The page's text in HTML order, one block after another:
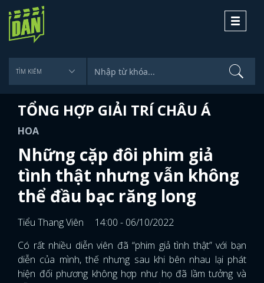
Toggle
TỔNG HỢP GIẢI TRÍ CHÂU Á
HOA
Những cặp đôi phim giả
tình thật nhưng vẫn không
thể đầu bạc răng long
Tiểu Thang Viên
14:00 - 06/10/2022
Có rất nhiều diễn viên đã “phim giả tình thật” với bạn
diễn của mình, thế nhưng sau khi bên nhau lại phát
hiện đối phương không hợp như họ đã lầm tưởng và